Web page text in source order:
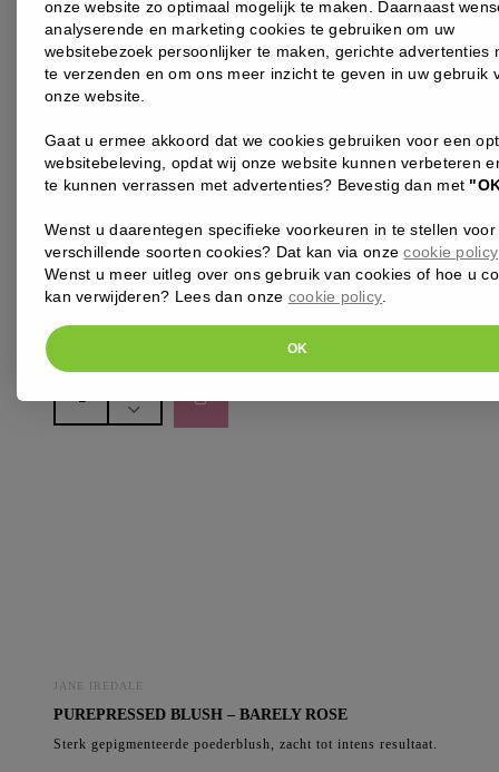
POWDER
JANE IREDALE – AMAZING BASE LOOSE POWDER
– SUNTAN
droge, vochtarme en doffe huid. Deze basis heeft een SPF 20
en is waterbestendig.
52
iredale
-
JANE IREDALE
PUREPRESSED BLUSH – BARELY ROSE
Sterk gepigmenteerde poederblush, zacht tot intens resultaat.
onze website zo optimaal mogelijk te maken. Daarnaast
analyserende en marketing cookies te gebruiken om uw
websitebezoek persoonlijker te maken, gerichte advertenties
te verzenden en om ons meer inzicht te geven in uw gebruik
onze website.
Gaat u ermee akkoord dat we cookies gebruiken voor een
websitebeleving, opdat wij onze website kunnen verbeteren
te kunnen verrassen met advertenties? Bevestig dan met
Wenst u daarentegen specifieke voorkeuren in te stellen voor
verschillende soorten cookies? Dat kan via onzecookie policy
Wenst u meer uitleg over ons gebruik van cookies of hoe u
kan verwijderen? Lees dan onze cookie policy
OK